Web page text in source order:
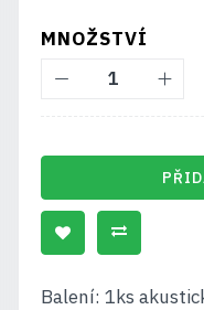
MNOŽSTVÍ
Balení: 1ks